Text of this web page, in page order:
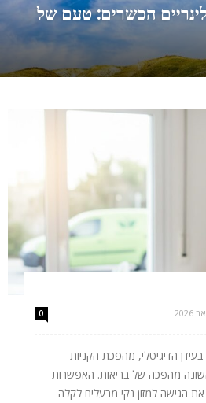
הכשרים: טעם של
0
הדיגיטלי, מהפכת הקניות
מהפכה של בריאות. האפשרות
את הגישה למזון נקי מרעלים לקלה